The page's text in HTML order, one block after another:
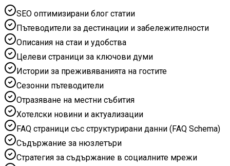
SEO оптимизирани блог статии
Пътеводители за дестинации и забележителности
Описания на стаи и удобства
Целеви страници за ключови думи
Истории за преживяванията на гостите
Сезонни пътеводители
Отразяване на местни събития
Хотелски новини и актуализации
FAQ страници със структурирани данни (FAQ Schema)
Съдържание за нюзлетъри
Стратегия за съдържание в социалните мрежи